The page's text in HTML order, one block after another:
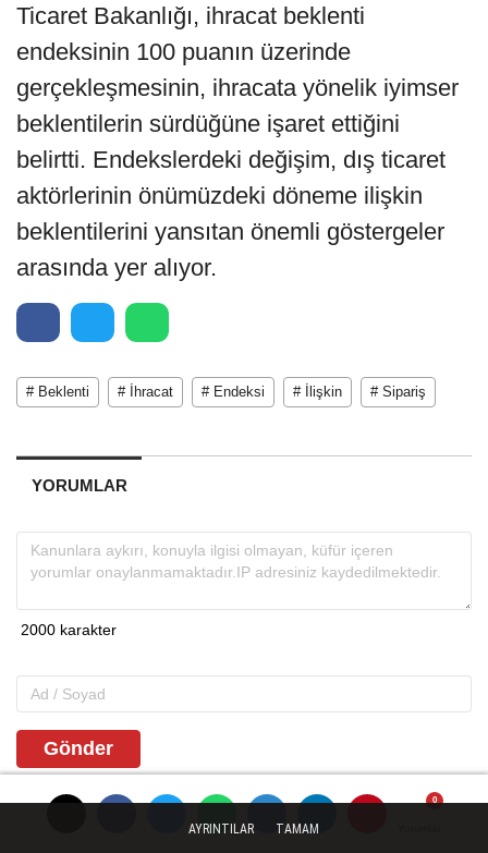
Ticaret Bakanlığı, ihracat beklenti
endeksinin 100 puanın üzerinde
gerçekleşmesinin, ihracata yönelik iyimser
beklentilerin sürdüğüne işaret ettiğini
belirtti. Endekslerdeki değişim, dış ticaret
aktörlerinin önümüzdeki döneme ilişkin
beklentilerini yansıtan önemli göstergeler
arasında yer alıyor.
# Beklenti # İhracat # Endeksi # İlişkin # Sipariş
YORUMLAR
Gönder
İLGINIZI ÇEKEBILIR
AYRINTILAR TAMAM